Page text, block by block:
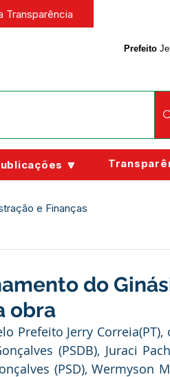
Transparência
Prefeito
🔽
e Finanças
Institucional e Governo
Convênios e Parcerias
do
obra
Prefeito Jerry Correia(PT),
(PSDB), Juraci
(PSD), Wermyson